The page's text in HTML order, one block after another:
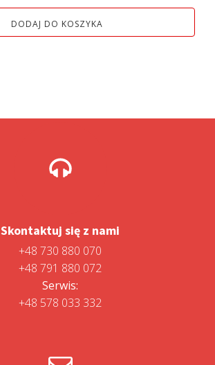
DODAJ DO KOSZYKA
Skontaktuj się z nami
+48 730 880 070
+48 791 880 072
Serwis:
+48 578 033 332